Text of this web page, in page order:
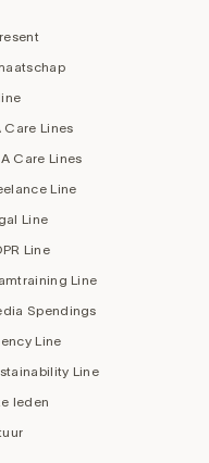
Care Lines
Care Lines
Line
Line
Line
Line
Spendings
Line
Line
leden